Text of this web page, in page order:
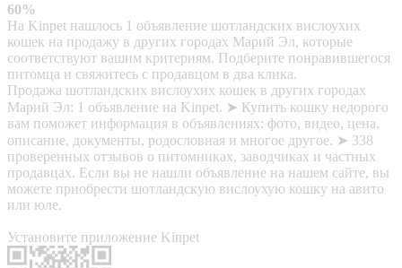
60%
На Kinpet нашлось 1 объявление шотландских вислоухих
кошек на продажу в других городах Марий Эл, которые
соответствуют вашим критериям. Подберите понравившегося
питомца и свяжитесь с продавцом в два клика.
Продажа шотландских вислоухих кошек в других городах
Марий Эл: 1 объявление на Kinpet. ➤ Купить кошку недорого
вам поможет информация в объявлениях: фото, видео, цена,
описание, документы, родословная и многое другое. ➤ 338
проверенных отзывов о питомниках, заводчиках и частных
продавцах. Если вы не нашли объявление на нашем сайте, вы
можете приобрести шотландскую вислоухую кошку на авито
или юле.
Установите приложение Kinpet